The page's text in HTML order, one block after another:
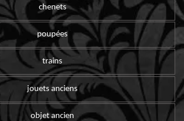
chenets
poupées
trains
jouets anciens
objet ancien